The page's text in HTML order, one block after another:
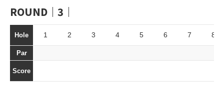
ROUND｜3｜
Hole 1 2 3 4 5 6 7 8
Par
Score